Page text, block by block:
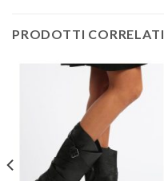
PRODOTTI CORRELATI